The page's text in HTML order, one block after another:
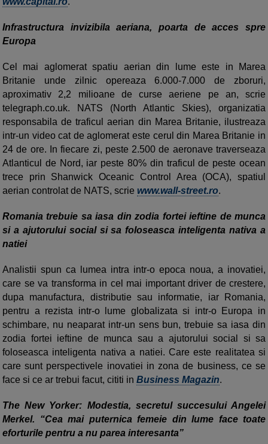
Infrastructura invizibila aeriana, poarta de acces spre
Europa
Cel mai aglomerat spatiu aerian din lume este in Marea
Britanie unde zilnic opereaza 6.000-7.000 de zboruri,
aproximativ 2,2 milioane de curse aeriene pe an, scrie
telegraph.co.uk. NATS (North Atlantic Skies), organizatia
responsabila de traficul aerian din Marea Britanie, ilustreaza
intr-un video cat de aglomerat este cerul din Marea Britanie in
24 de ore. In fiecare zi, peste 2.500 de aeronave traverseaza
Atlanticul de Nord, iar peste 80% din traficul de peste ocean
trece prin Shanwick Oceanic Control Area (OCA), spatiul
aerian controlat de NATS, scrie www.wall-street.ro.
Romania trebuie sa iasa din zodia fortei ieftine de munca
si a ajutorului social si sa foloseasca inteligenta nativa a
natiei
Analistii spun ca lumea intra intr-o epoca noua, a inovatiei,
care se va transforma in cel mai important driver de crestere,
dupa manufactura, distributie sau informatie, iar Romania,
pentru a rezista intr-o lume globalizata si intr-o Europa in
schimbare, nu neaparat intr-un sens bun, trebuie sa iasa din
zodia fortei ieftine de munca sau a ajutorului social si sa
foloseasca inteligenta nativa a natiei. Care este realitatea si
care sunt perspectivele inovatiei in zona de business, ce se
face si ce ar trebui facut, cititi in Business Magazin.
The New Yorker: Modestia, secretul succesului Angelei
Merkel. “Cea mai puternica femeie din lume face toate
eforturile pentru a nu parea interesanta”